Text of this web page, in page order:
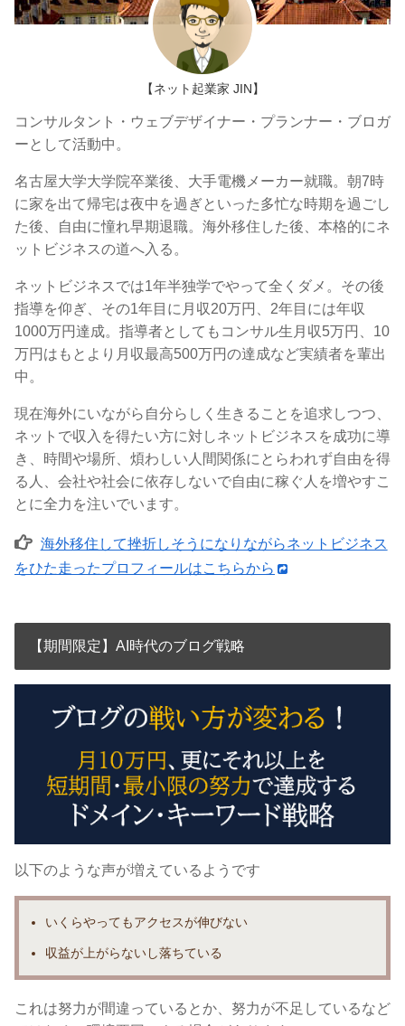
【ネット起業家 JIN】
コンサルタント・ウェブデザイナー・プランナー・ブロガ
ーとして活動中。
名古屋大学大学院卒業後、大手電機メーカー就職。朝7時
に家を出て帰宅は夜中を過ぎといった多忙な時期を過ごし
た後、自由に憧れ早期退職。海外移住した後、本格的にネ
ットビジネスの道へ入る。
ネットビジネスでは1年半独学でやって全くダメ。その後
指導を仰ぎ、その1年目に月収20万円、2年目には年収
1000万円達成。指導者としてもコンサル生月収5万円、10
万円はもとより月収最高500万円の達成など実績者を輩出
中。
現在海外にいながら自分らしく生きることを追求しつつ、
ネットで収入を得たい方に対しネットビジネスを成功に導
き、時間や場所、煩わしい人間関係にとらわれず自由を得
る人、会社や社会に依存しないで自由に稼ぐ人を増やすこ
とに全力を注いでいます。
海外移住して挫折しそうになりながらネットビジネス
をひた走ったプロフィールはこちらから
【期間限定】AI時代のブログ戦略
以下のような声が増えているようです
いくらやっても アクセスが伸びない
収益が上がらないし落ちている
これは努力が間違っているとか、努力が不足しているなど